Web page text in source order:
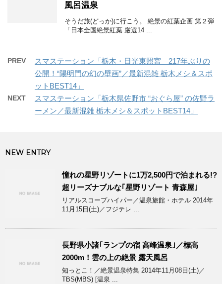
風呂温泉
そうだ旅(どっか)に行こう。 絶景の紅葉企画 第２弾
「日本全国絶景紅葉 厳選14 ...
PREV
スマステーション「栃木・日光東照宮 217年ぶりの
公開！“陽明門の幻の壁画”／最新混雑 栃木メシ＆スポ
ットBEST14」
NEXT
スマステーション「栃木県佐野市 “おぐら屋” の佐野ラ
ーメン／最新混雑 栃木メシ＆スポットBEST14」
NEW ENTRY
憧れの星野リゾートに1万2,500円で泊まれる!?
超リーズナブルな｢星野リゾート 青森屋｣
リアルスコープハイパー／温泉旅館・ホテル 2014年
11月15日(土)／フジテレ ...
長野県小諸｢ランプの宿 高峰温泉｣／標高
2000m！雲の上の絶景 露天風呂
知っとこ！／絶景温泉特集 2014年11月08日(土)／
TBS(MBS) [温泉 ...